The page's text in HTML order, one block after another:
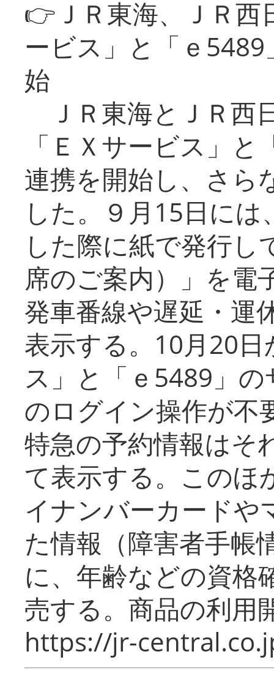
👉ＪＲ東海、ＪＲ
ービス」と「ｅ
始
ＪＲ東海とＪＲ西
「ＥＸサービス」
連携を開始し、さら
した。９月15日に
した際に紙で発行し
席のご案内）」を電
発車番線や遅延・運
表示する。10月20
ス」と「ｅ5489」
のログイン操作が不
特急の予約情報はそ
て表示する。このほ
イナンバーカードや
た情報（障害者手帳
に、年齢などの資格
売する。商品の利用
https://jr-